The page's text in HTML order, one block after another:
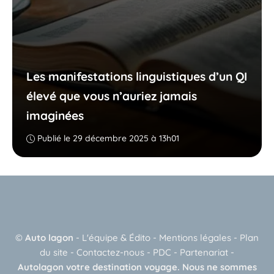
Les manifestations linguistiques d’un QI
élevé que vous n’auriez jamais
imaginées
Publié le 29 décembre 2025 à 13h01
© Auto lagon - L'équipe & Édito - Mentions légales - Plan
du site - Contactez-nous - PDC - Partenariat -
Autolagon votre destination voyage. Nous ne sommes